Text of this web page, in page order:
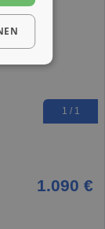
1 / 1
1.090 €